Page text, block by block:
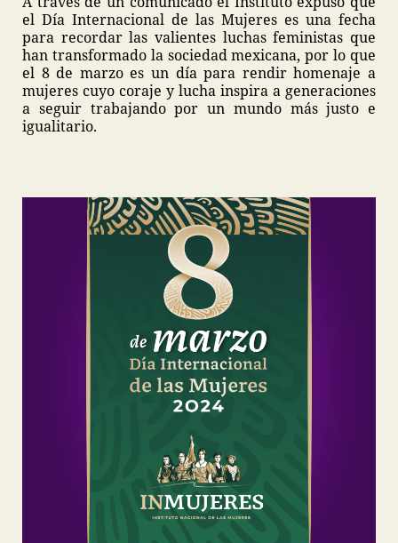
el Día Internacional de las Mujeres es una fecha
para recordar las valientes luchas feministas que
han transformado la sociedad mexicana, por lo que
el 8 de marzo es un día para rendir homenaje a
mujeres cuyo coraje y lucha inspira a generaciones
a seguir trabajando por un mundo más justo e
igualitario.